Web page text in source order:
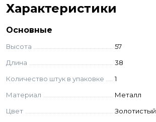
Характеристики
Основные
Высота
57
Длина
38
Количество штук в упаковке
1
Материал
Металл
Цвет
Золотистый